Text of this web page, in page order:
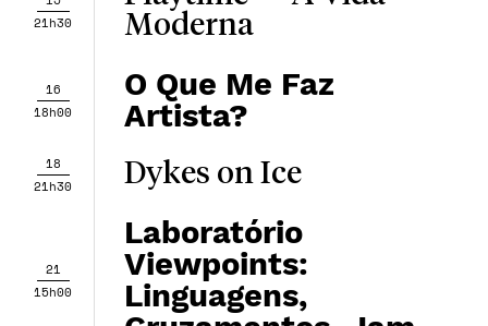
21h30
Moderna
16
18h00
O Que Me Faz
Artista?
18
21h30
Dykes on Ice
21
15h00
Laboratório
Viewpoints:
Linguagens,